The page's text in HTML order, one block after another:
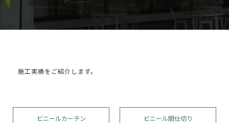
t
施工実績をご紹介します。
ビニールカーテン ビニール間仕切り